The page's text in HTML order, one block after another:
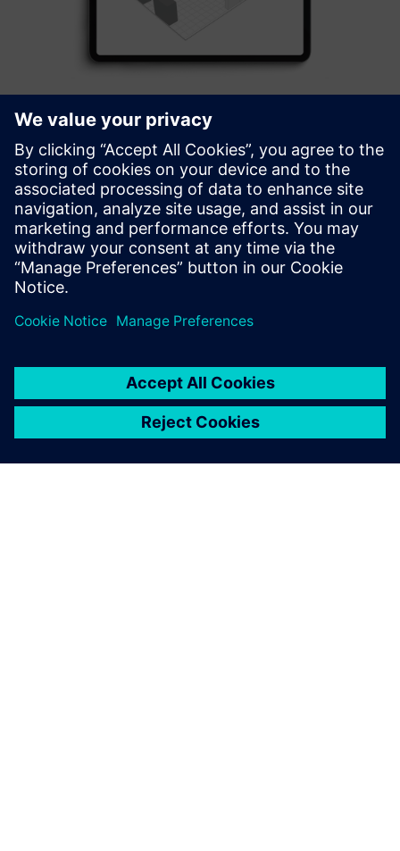
FNT Data Center Management
Easy data center planning, and management with a digital
twin of the infrastructure, incl. physical, logical and virtual
assets and their dependencies
Izvedite več